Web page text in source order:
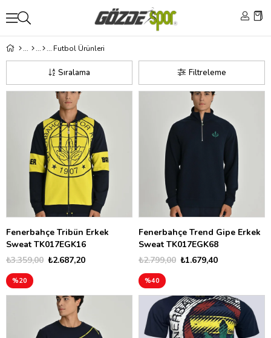
Futbol Ürünleri
Filtreleme
Sıralama
Fenerbahçe Tribün Erkek
Sweat TK017EGK16
₺2.687,20
₺3.359,00
%20
Fenerbahçe Trend Gipe Erkek
Sweat TK017EGK68
₺1.679,40
₺2.799,00
%40